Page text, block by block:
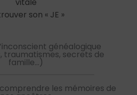
vitale
son « JE »
généalogique
traumatismes, secrets de
famille...)
les mémoires de